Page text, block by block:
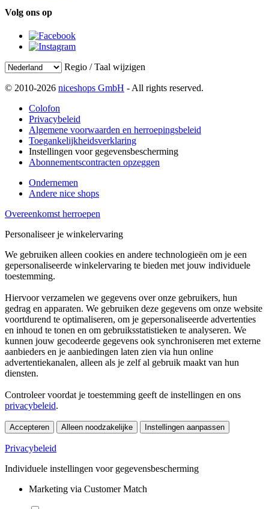
Volg ons op
Regio / Taal wijzigen
© 2010-2026 niceshops GmbH - All rights reserved.
Colofon
Privacybeleid
Algemene voorwaarden en herroepingsbeleid
Toegankelijkheidsverklaring
Instellingen voor gegevensbescherming
Abonnementscontracten opzeggen
Ondernemen
Andere nice shops
Overeenkomst herroepen
Personaliseer je winkelervaring
We gebruiken alleen cookies en andere technologieën om je een
gepersonaliseerde winkelervaring te bieden met jouw individuele
toestemming.
Hiervoor verzamelen we gegevens over onze gebruikers, hun
gedrag en apparaten. We gebruiken deze gegevens om onze website
voortdurend te optimaliseren, om je gepersonaliseerde advertenties
en inhoud te tonen en om gebruiksstatistieken te analyseren. We
kunnen jouw gecodeerde gegevens ook synchroniseren met externe
aanbieders en je aanbiedingen laten zien via hun online
advertentiekanalen, alleen als je zelf al gebruik maakt van hun
diensten.
Controleer voordat je toestemming geeft de instellingen en ons
privacybeleid.
Accepteren Alleen noodzakelijke Instellingen aanpassen
Privacybeleid
Individuele instellingen voor gegevensbescherming
Marketing via Customer Match